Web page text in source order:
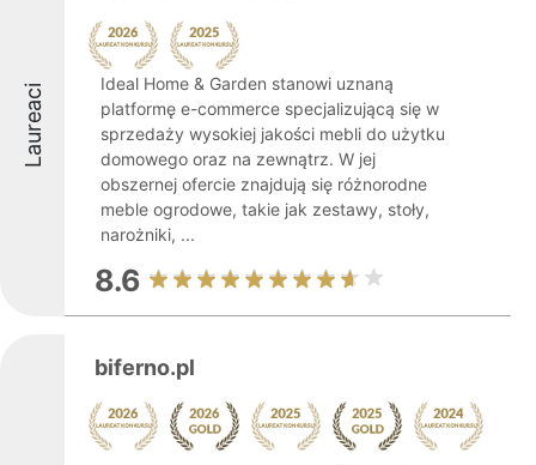
Laureaci
Ideal Home & Garden stanowi uznaną
platformę e-commerce specjalizującą się w
sprzedaży wysokiej jakości mebli do użytku
domowego oraz na zewnątrz. W jej
obszernej ofercie znajdują się różnorodne
meble ogrodowe, takie jak zestawy, stoły,
narożniki, ...
8.6
biferno.pl